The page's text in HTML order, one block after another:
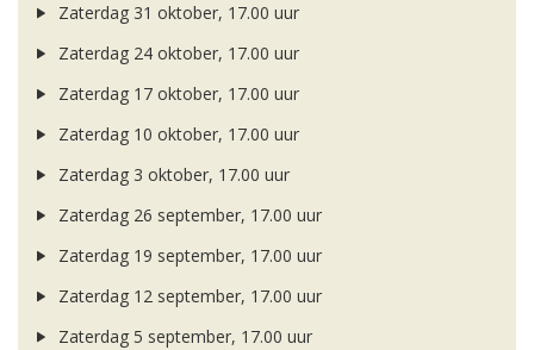
Zaterdag 31 oktober, 17.00 uur
Zaterdag 24 oktober, 17.00 uur
Zaterdag 17 oktober, 17.00 uur
Zaterdag 10 oktober, 17.00 uur
Zaterdag 3 oktober, 17.00 uur
Zaterdag 26 september, 17.00 uur
Zaterdag 19 september, 17.00 uur
Zaterdag 12 september, 17.00 uur
Zaterdag 5 september, 17.00 uur